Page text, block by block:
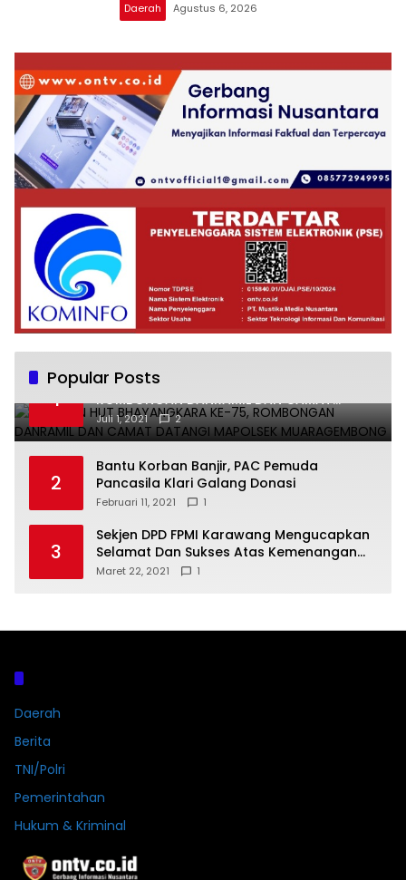
Daerah Agustus 6, 2026
Popular Posts
1
UCAPKAN HUT BHAYANGKARA KE-75,
ROMBONGAN DANRAMIL DAN CAMAT
DATANGI MAPOLSEK MUARAGEMBONG
Juli 1, 2021 2
2
Bantu Korban Banjir, PAC Pemuda
Pancasila Klari Galang Donasi
Februari 11, 2021 1
3
Sekjen DPD FPMI Karawang Mengucapkan
Selamat Dan Sukses Atas Kemenangan
Calon Kades Dayeuhluhur H.Sapin
Maret 22, 2021 1
Daerah
Berita
TNI/Polri
Pemerintahan
Hukum & Kriminal